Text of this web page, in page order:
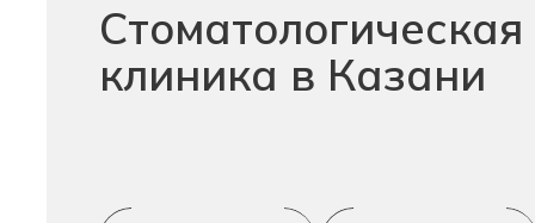
Стоматологическая
клиника в Казани